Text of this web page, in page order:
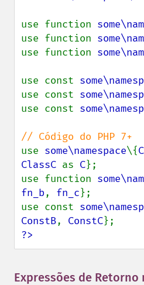
use function
use function
use function
use const
use const
use const
use some\namespace\{
ClassC as C};
use function
fn_b, fn_c};
use const
ConstB, ConstC
?>
Expressões de Retorno